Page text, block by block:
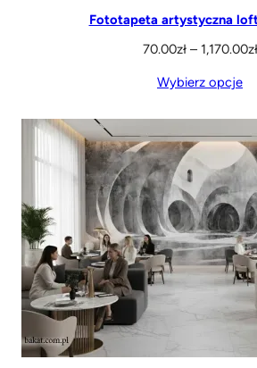
Fototapeta artystyczna
70.00zł – 1,170.00złZ
Wybierz opcje